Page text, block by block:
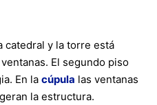
catedral y la torre está
El segundo piso
En la cúpula las ventanas
la estructura.